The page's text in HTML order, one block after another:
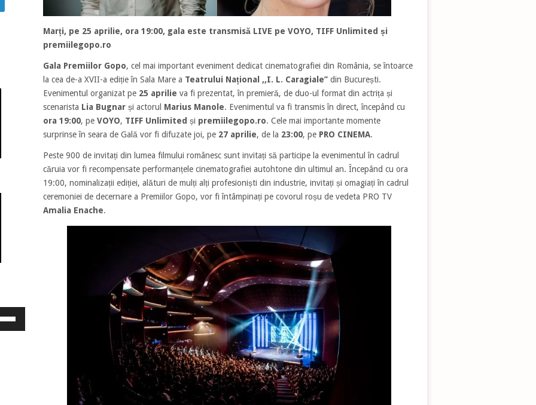
Marți, pe 25 aprilie, ora 19:00, gala este transmisă LIVE pe VOYO, TIFF Unlimited și
premiilegopo.ro
Gala Premiilor Gopo, cel mai important eveniment dedicat cinematografiei din România, se întoarce
la cea de-a XVII-a ediție în Sala Mare a Teatrului Național ,,I. L. Caragiale’’din București.
Evenimentul organizat pe 25 aprilie va fi prezentat, în premieră, de duo-ul format din actrița și
scenarista Lia Bugnar și actorul Marius Manole. Evenimentul va fi transmis în direct, începând cu
ora 19:00, pe VOYO, TIFF Unlimited și premiilegopo.ro. Cele mai importante momente
surprinse în seara de Gală vor fi difuzate joi, pe 27 aprilie, de la 23:00, pe PRO CINEMA.
Peste 900 de invitați din lumea filmului românesc sunt invitați să participe la evenimentul în cadrul
căruia vor fi recompensate performanțele cinematografiei autohtone din ultimul an. Începând cu ora
19:00, nominalizații ediției, alături de mulți alți profesioniști din industrie, invitați și omagiați în cadrul
ceremoniei de decernare a Premiilor Gopo, vor fi întâmpinați pe covorul roșu de vedeta PRO TV
Amalia Enache.